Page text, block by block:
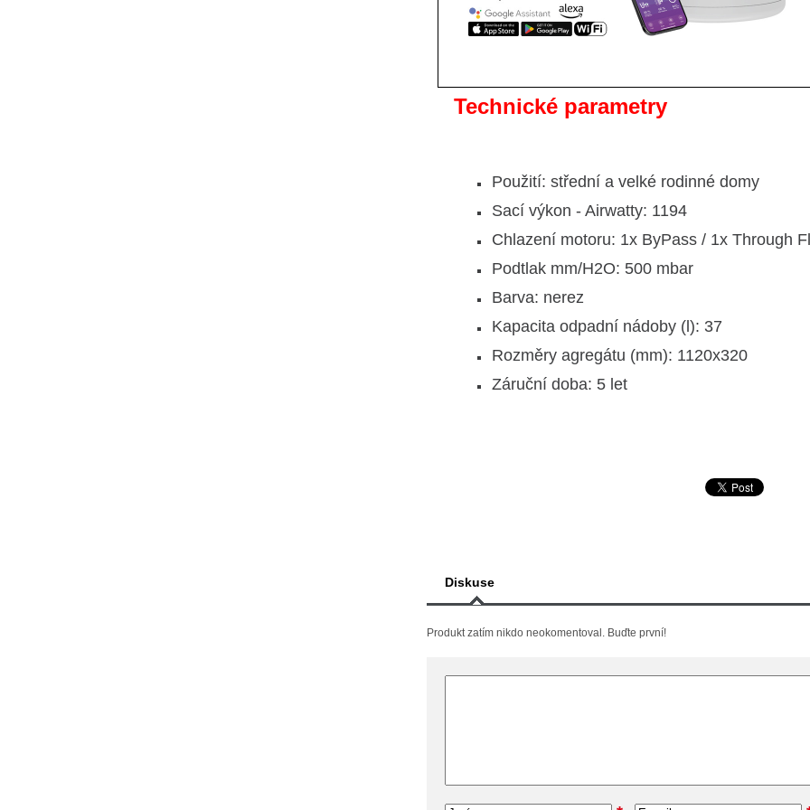
Technické parametry
Použití: střední a velké rodinné domy
Sací výkon - Airwatty: 1194
Chlazení motoru: 1x ByPass / 1x Through
Podtlak mm/H2O: 500 mbar
Barva: nerez
Kapacita odpadní nádoby (l): 37
Rozměry agregátu (mm): 1120x320
Záruční doba: 5 let
Diskuse
Produkt zatím nikdo neokomentoval. Buďte první!